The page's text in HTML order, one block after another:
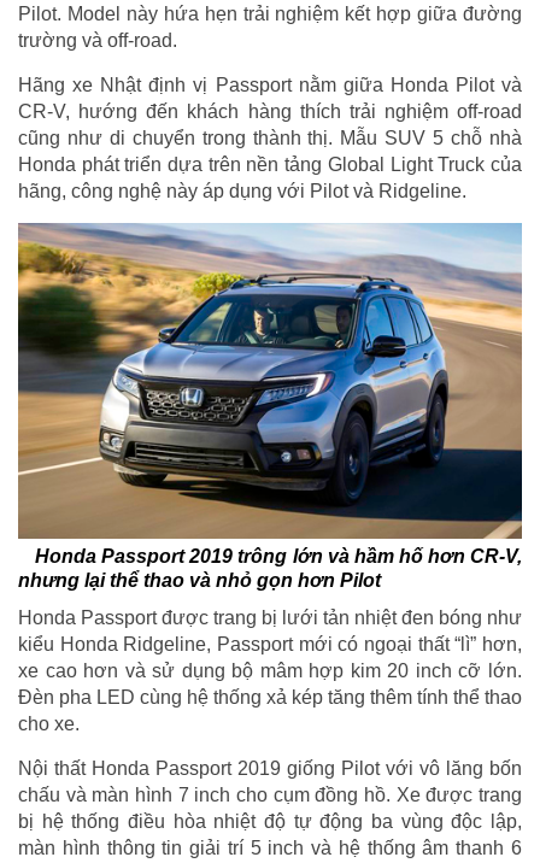
Pilot. Model này hứa hẹn trải nghiệm kết hợp giữa đường
trường và off-road.
Hãng xe Nhật định vị Passport nằm giữa Honda Pilot và
CR-V, hướng đến khách hàng thích trải nghiệm off-road
cũng như di chuyển trong thành thị. Mẫu SUV 5 chỗ nhà
Honda phát triển dựa trên nền tảng Global Light Truck của
hãng, công nghệ này áp dụng với Pilot và Ridgeline.
Honda Passport 2019 trông lớn và hầm hố hơn CR-V,
nhưng lại thể thao và nhỏ gọn hơn Pilot
Honda Passport được trang bị lưới tản nhiệt đen bóng như
kiểu Honda Ridgeline, Passport mới có ngoại thất “lì” hơn,
xe cao hơn và sử dụng bộ mâm hợp kim 20 inch cỡ lớn.
Đèn pha LED cùng hệ thống xả kép tăng thêm tính thể thao
cho xe.
Nội thất Honda Passport 2019 giống Pilot với vô lăng bốn
chấu và màn hình 7 inch cho cụm đồng hồ. Xe được trang
bị hệ thống điều hòa nhiệt độ tự động ba vùng độc lập,
màn hình thông tin giải trí 5 inch và hệ thống âm thanh 6